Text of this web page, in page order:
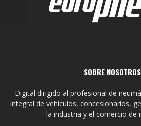
SOBRE NOSOTROS
Digital dirigido al profesional de
integral de vehículos, concesionarios,
la industria y el comercio de